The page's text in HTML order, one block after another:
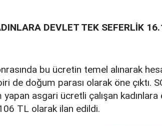
DEVLET TEK SEFERLİK
bu ücretin temel alınarak
de doğum parası olarak öne çıktı.
yapan asgari ücretli çalışan
TL olarak ilan edildi.